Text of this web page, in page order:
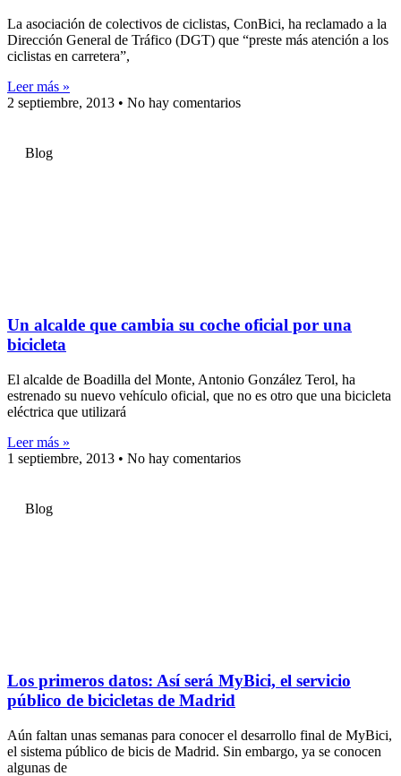
La asociación de colectivos de ciclistas, ConBici, ha reclamado a la
Dirección General de Tráfico (DGT) que “preste más atención a los
ciclistas en carretera”,
Leer más »
2 septiembre, 2013
No hay comentarios
Blog
Un alcalde que cambia su coche oficial por una
bicicleta
El alcalde de Boadilla del Monte, Antonio González Terol, ha
estrenado su nuevo vehículo oficial, que no es otro que una bicicleta
eléctrica que utilizará
Leer más »
1 septiembre, 2013
No hay comentarios
Blog
Los primeros datos: Así será MyBici, el servicio
público de bicicletas de Madrid
Aún faltan unas semanas para conocer el desarrollo final de MyBici,
el sistema público de bicis de Madrid. Sin embargo, ya se conocen
algunas de